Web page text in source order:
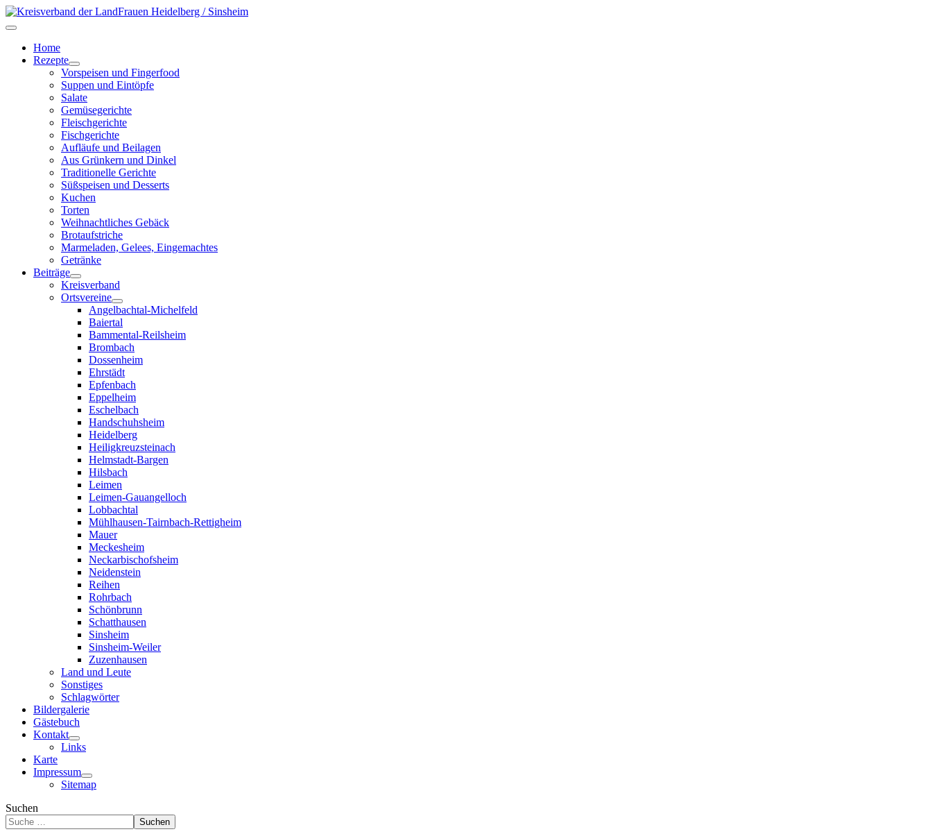
Home
Rezepte
Vorspeisen und Fingerfood
Suppen und Eintöpfe
Salate
Gemüsegerichte
Fleischgerichte
Fischgerichte
Aufläufe und Beilagen
Aus Grünkern und Dinkel
Traditionelle Gerichte
Süßspeisen und Desserts
Kuchen
Torten
Weihnachtliches Gebäck
Brotaufstriche
Marmeladen, Gelees, Eingemachtes
Getränke
Beiträge
Kreisverband
Ortsvereine
Angelbachtal-Michelfeld
Baiertal
Bammental-Reilsheim
Brombach
Dossenheim
Ehrstädt
Epfenbach
Eppelheim
Eschelbach
Handschuhsheim
Heidelberg
Heiligkreuzsteinach
Helmstadt-Bargen
Hilsbach
Leimen
Leimen-Gauangelloch
Lobbachtal
Mühlhausen-Tairnbach-Rettigheim
Mauer
Meckesheim
Neckarbischofsheim
Neidenstein
Reihen
Rohrbach
Schönbrunn
Schatthausen
Sinsheim
Sinsheim-Weiler
Zuzenhausen
Land und Leute
Sonstiges
Schlagwörter
Bildergalerie
Gästebuch
Kontakt
Links
Karte
Impressum
Sitemap
Suchen
Suchen